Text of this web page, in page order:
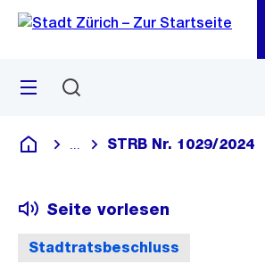
Navigation
Sprunglink
Menü
Deutsch
Blende alle Breadcrumbs ein
STRB Nr. 1029/2024
Stadtratsbeschluss
Seite vorlesen